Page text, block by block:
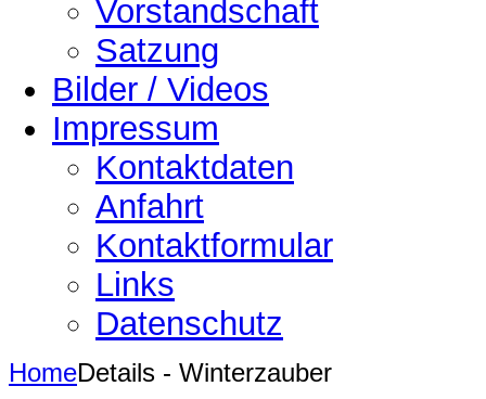
Vorstandschaft
Satzung
Bilder / Videos
Impressum
Kontaktdaten
Anfahrt
Kontaktformular
Links
Datenschutz
HomeDetails - Winterzauber